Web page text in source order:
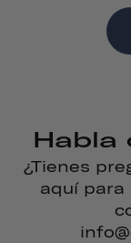
Habla
¿Tienes
aquí para